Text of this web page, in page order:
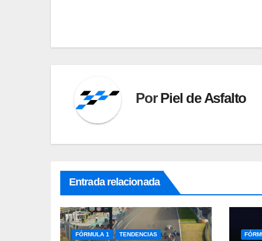
PorPiel de Asfalto
Entrada relacionada
FÓRMULA 1 TENDENCIAS